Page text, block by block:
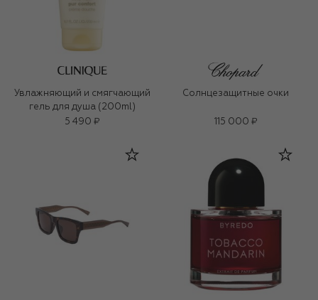
Увлажняющий и смягчающий
гель для душа (200ml)
5 490 ₽
Солнцезащитные очки
115 000 ₽